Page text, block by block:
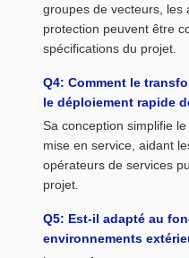
groupes de vecteurs, les
protection peuvent être
spécifications du projet.
Q4: Comment le
le déploiement rapide
Sa conception simplifie
mise en service, aidant
opérateurs de services
projet.
Q5: Est-il adapté au
environnements